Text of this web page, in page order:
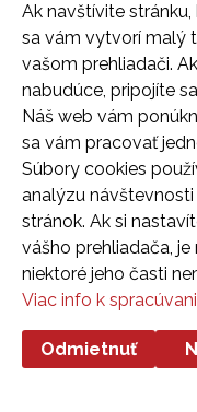
30. 10. 2025
Vo víre
Prednáška o viere,
rôznych kultúrach.
Ak navštívite
sa vám vytvorí malý
vašom prehliadači.
nabudúce, pripojíte
Náš web vám
sa vám pracovať
Súbory cookies
analýzu
stránok. Ak si
vášho prehliadača,
niektoré jeho časti
Viac info k
Odmietnuť